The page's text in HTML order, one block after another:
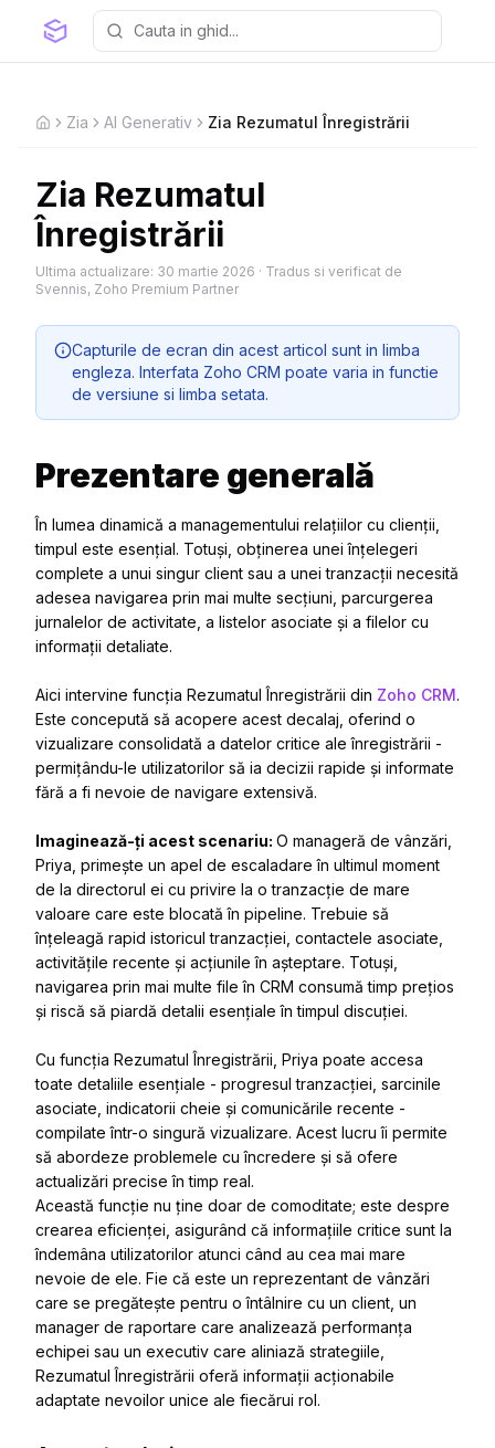
HomeZia AI Generativ Zia Rezumatul Înregistrării
Zia Rezumatul
Înregistrării
Ultima actualizare: 30 martie 2026 · Tradus si verificat de
Svennis, Zoho Premium Partner
Capturile de ecran din acest articol sunt in limba
engleza. Interfata Zoho CRM poate varia in functie
de versiune si limba setata.
Prezentare generală
În lumea dinamică a managementului relațiilor cu clienții,
timpul este esențial. Totuși, obținerea unei înțelegeri
complete a unui singur client sau a unei tranzacții necesită
adesea navigarea prin mai multe secțiuni, parcurgerea
jurnalelor de activitate, a listelor asociate și a filelor cu
informații detaliate.
Aici intervine funcția Rezumatul Înregistrării din Zoho CRM.
Este concepută să acopere acest decalaj, oferind o
vizualizare consolidată a datelor critice ale înregistrării -
permițându-le utilizatorilor să ia decizii rapide și informate
fără a fi nevoie de navigare extensivă.
Imaginează-ți acest scenariu: O manageră de vânzări,
Priya, primește un apel de escaladare în ultimul moment
de la directorul ei cu privire la o tranzacție de mare
valoare care este blocată în pipeline. Trebuie să
înțeleagă rapid istoricul tranzacției, contactele asociate,
activitățile recente și acțiunile în așteptare. Totuși,
navigarea prin mai multe file în CRM consumă timp prețios
și riscă să piardă detalii esențiale în timpul discuției.
Cu funcția Rezumatul Înregistrării, Priya poate accesa
toate detaliile esențiale - progresul tranzacției, sarcinile
asociate, indicatorii cheie și comunicările recente -
compilate într-o singură vizualizare. Acest lucru îi permite
să abordeze problemele cu încredere și să ofere
actualizări precise în timp real.
Această funcție nu ține doar de comoditate; este despre
crearea eficienței, asigurând că informațiile critice sunt la
îndemâna utilizatorilor atunci când au cea mai mare
nevoie de ele. Fie că este un reprezentant de vânzări
care se pregătește pentru o întâlnire cu un client, un
manager de raportare care analizează performanța
echipei sau un executiv care aliniază strategiile,
Rezumatul Înregistrării oferă informații acționabile
adaptate nevoilor unice ale fiecărui rol.